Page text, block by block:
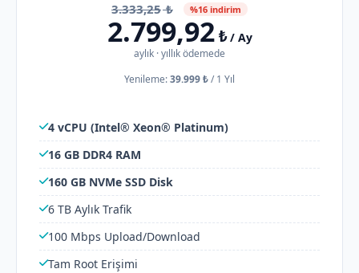
3.333,25₺ %16 indirim
2.799,92₺/ Ay
aylık · yıllık ödemede
Yenileme:39.999 ₺/1 Yıl
4 vCPU (Intel® Xeon® Platinum)
16 GB DDR4 RAM
160 GB NVMe SSD Disk
6 TB Aylık Trafik
100 Mbps Upload/Download
Tam Root Erişimi